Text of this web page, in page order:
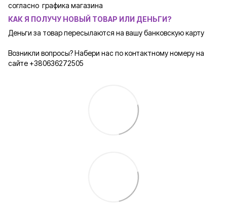
согласно графика магазина
КАК Я ПОЛУЧУ НОВЫЙ ТОВАР ИЛИ ДЕНЬГИ?
Деньги за товар пересылаются на вашу банковскую карту
Возникли вопросы? Набери нас по контактному номеру на
сайте +380636272505